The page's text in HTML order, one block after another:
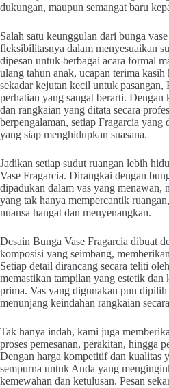
dukungan, maupun semangat baru
Salah satu keunggulan dari bunga
fleksibilitasnya dalam menyesuaikan
dipesan untuk berbagai acara formal
ulang tahun anak, ucapan terima kasih
sekadar kejutan kecil untuk pasangan,
perhatian yang sangat berarti. Dengan
dan rangkaian yang ditata secara
berpengalaman, setiap Fragarcia
yang siap menghidupkan suasana.
Jadikan setiap sudut ruangan lebih
Vase Fragarcia. Dirangkai dengan
dipadukan dalam vas yang menawan,
yang tak hanya mempercantik
nuansa hangat dan menyenangkan.
Desain Bunga Vase Fragarcia dibuat
komposisi yang seimbang,
Setiap detail dirancang secara teliti
memastikan tampilan yang estetik dan
prima. Vas yang digunakan pun
menunjang keindahan rangkaian
Tak hanya indah, kami juga
proses pemesanan, perakitan, hingga
Dengan harga kompetitif dan kualitas
sempurna untuk Anda yang
kemewahan dan ketulusan. Pesan